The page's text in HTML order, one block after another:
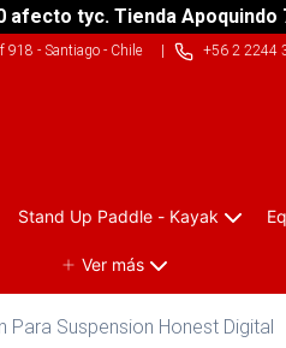
afecto tyc. Tienda
- Santiago - Chile| +56 2 2244
Stand Up Paddle - Kayak
Ver más
Para Suspension Honest Digital